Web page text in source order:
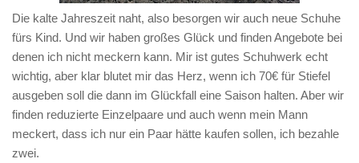
Die kalte Jahreszeit naht, also besorgen wir auch neue Schuhe
fürs Kind. Und wir haben großes Glück und finden Angebote bei
denen ich nicht meckern kann. Mir ist gutes Schuhwerk echt
wichtig, aber klar blutet mir das Herz, wenn ich 70€ für Stiefel
ausgeben soll die dann im Glückfall eine Saison halten. Aber wir
finden reduzierte Einzelpaare und auch wenn mein Mann
meckert, dass ich nur ein Paar hätte kaufen sollen, ich bezahle
zwei.